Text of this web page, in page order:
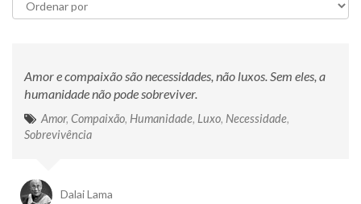
Amor e compaixão são necessidades, não luxos. Sem eles, a
humanidade não pode sobreviver.
Amor, Compaixão, Humanidade, Luxo, Necessidade,
Sobrevivência
Dalai Lama